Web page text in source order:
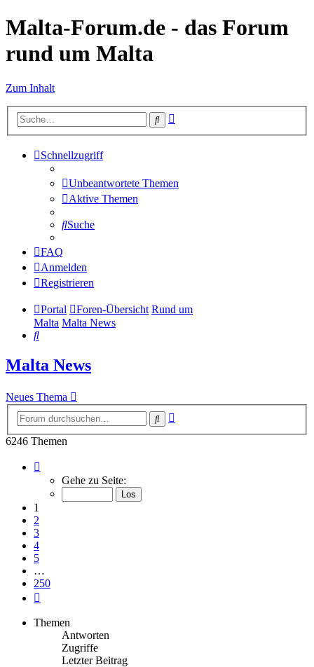
Malta-Forum.de - das Forum
rund um Malta
Zum Inhalt
Suche
Schnellzugriff
Unbeantwortete Themen
Aktive Themen
Suche
FAQ
Anmelden
Registrieren
Portal Foren-Übersicht Rund um
Malta Malta News
Suche
Malta News
Neues Thema
Suche
6246 Themen
von
Gehe zu Seite:
1
2
3
4
5
…
250
Themen
Antworten
Zugriffe
Letzter Beitrag